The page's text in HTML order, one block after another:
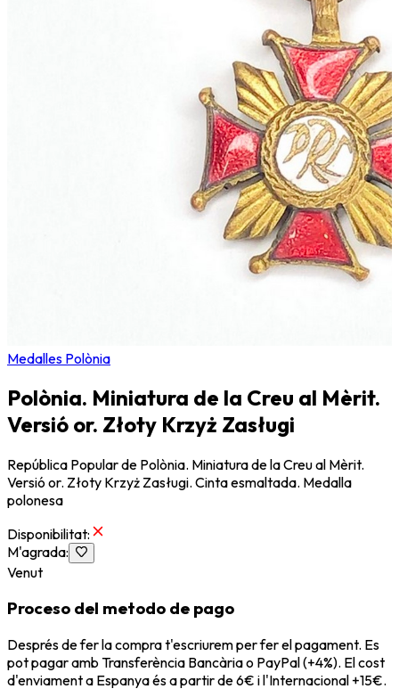
Medalles Polònia
Polònia. Miniatura de la Creu al Mèrit.
Versió or. Złoty Krzyż Zasługi
República Popular de Polònia. Miniatura de la Creu al Mèrit.
Versió or. Złoty Krzyż Zasługi. Cinta esmaltada. Medalla
polonesa
Disponibilitat:
M'agrada:
Venut
Proceso del metodo de pago
Després de fer la compra t'escriurem per fer el pagament. Es
pot pagar amb Transferència Bancària o PayPal (+4%). El cost
d'enviament a Espanya és a partir de 6€ i l'Internacional +15€.